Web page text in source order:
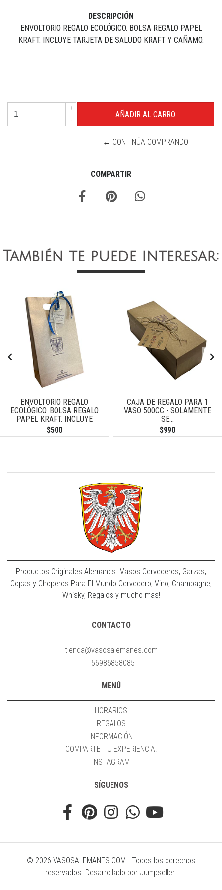
DESCRIPCIÓN
ENVOLTORIO REGALO ECOLÓGICO. BOLSA REGALO PAPEL
KRAFT. INCLUYE TARJETA DE SALUDO KRAFT Y CAÑAMO.
+
-
← CONTINÚA COMPRANDO
COMPARTIR
También te puede interesar:
ENVOLTORIO REGALO
ECOLÓGICO. BOLSA REGALO
PAPEL KRAFT. INCLUYE
TARJETA DE...
$500
CAJA DE REGALO PARA 1
VASO 500CC - SOLAMENTE
SE...
$990
Productos Originales Alemanes. Vasos Cerveceros, Garzas,
Copas y Choperos Para El Mundo Cervecero, Vino, Champagne,
Whisky, Regalos y mucho mas!
CONTACTO
tienda@vasosalemanes.com
+56986858085
MENÚ
HORARIOS
REGALOS
INFORMACIÓN
COMPARTE TU EXPERIENCIA!
INSTAGRAM
SÍGUENOS
© 2026 VASOSALEMANES.COM . Todos los derechos
reservados. Desarrollado por Jumpseller.